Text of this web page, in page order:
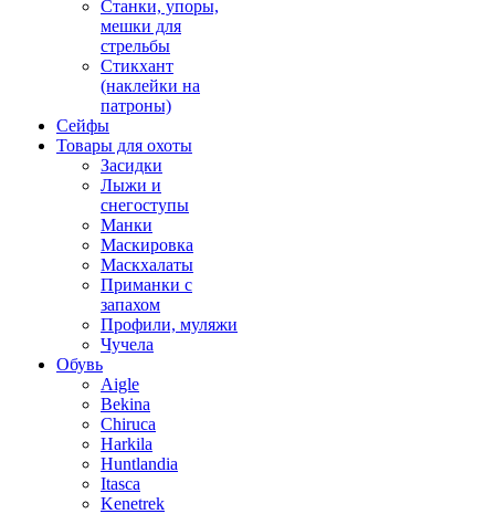
Станки, упоры,
мешки для
стрельбы
Стикхант
(наклейки на
патроны)
Сейфы
Товары для охоты
Засидки
Лыжи и
снегоступы
Манки
Маскировка
Маскхалаты
Приманки с
запахом
Профили, муляжи
Чучела
Обувь
Aigle
Bekina
Chiruсa
Harkila
Huntlandia
Itasca
Kenetrek